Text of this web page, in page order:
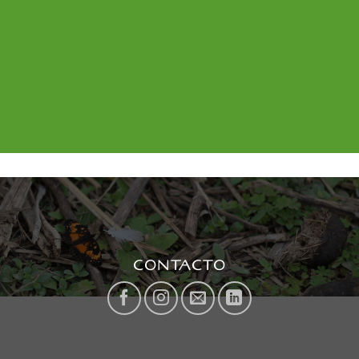
CONTACTO